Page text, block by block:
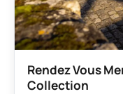
Rendez Vous
Collection